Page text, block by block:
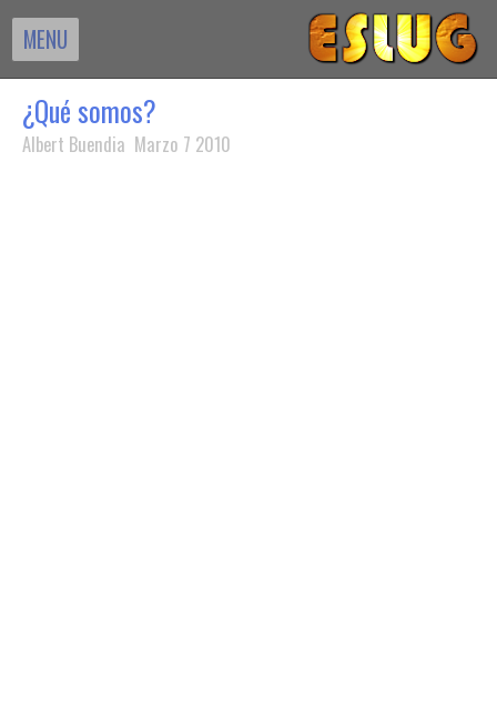
MENU
¿Qué somos?
Albert Buendia Marzo 7 2010